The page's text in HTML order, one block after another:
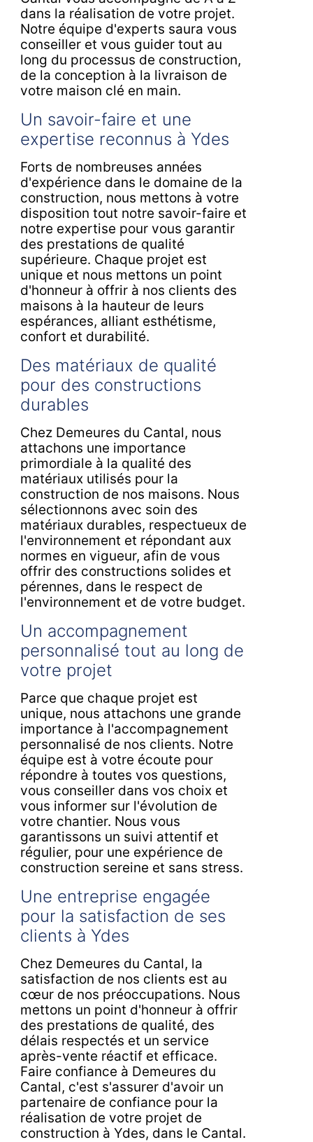
dans la réalisation de votre projet.
Notre équipe d'experts saura vous
conseiller et vous guider tout au
long du processus de construction,
de la conception à la livraison de
votre maison clé en main.
Un savoir-faire et une
expertise reconnus à Ydes
Forts de nombreuses années
d'expérience dans le domaine de la
construction, nous mettons à votre
disposition tout notre savoir-faire et
notre expertise pour vous garantir
des prestations de qualité
supérieure. Chaque projet est
unique et nous mettons un point
d'honneur à offrir à nos clients des
maisons à la hauteur de leurs
espérances, alliant esthétisme,
confort et durabilité.
Des matériaux de qualité
pour des constructions
durables
Chez Demeures du Cantal, nous
attachons une importance
primordiale à la qualité des
matériaux utilisés pour la
construction de nos maisons. Nous
sélectionnons avec soin des
matériaux durables, respectueux de
l'environnement et répondant aux
normes en vigueur, afin de vous
offrir des constructions solides et
pérennes, dans le respect de
l'environnement et de votre budget.
Un accompagnement
personnalisé tout au long de
votre projet
Parce que chaque projet est
unique, nous attachons une grande
importance à l'accompagnement
personnalisé de nos clients. Notre
équipe est à votre écoute pour
répondre à toutes vos questions,
vous conseiller dans vos choix et
vous informer sur l'évolution de
votre chantier. Nous vous
garantissons un suivi attentif et
régulier, pour une expérience de
construction sereine et sans stress.
Une entreprise engagée
pour la satisfaction de ses
clients à Ydes
Chez Demeures du Cantal, la
satisfaction de nos clients est au
cœur de nos préoccupations. Nous
mettons un point d'honneur à offrir
des prestations de qualité, des
délais respectés et un service
après-vente réactif et efficace.
Faire confiance à Demeures du
Cantal, c'est s'assurer d'avoir un
partenaire de confiance pour la
réalisation de votre projet de
construction à Ydes, dans le Cantal.